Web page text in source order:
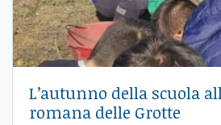
L’autunno della scuola
romana delle Grotte